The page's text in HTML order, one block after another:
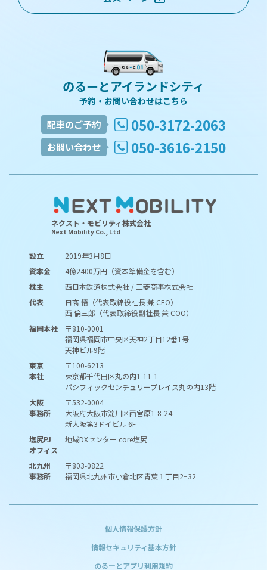
のるーとアイランドシティ
予約・お問い合わせはこちら
配車のご予約 050-3172-2063
お問い合わせ 050-3616-2150
ネクスト・モビリティ株式会社
Next Mobility Co., Ltd
設立
2019年3月8日
資本金
4億2400万円（資本準備金を含む）
株主
西日本鉄道株式会社 / 三菱商事株式会社
代表
日髙 悟（代表取締役社長 兼 CEO）
西 倫三郎（代表取締役副社長 兼 COO）
福岡本社
〒810-0001
福岡県福岡市中央区天神2丁目12番1号
天神ビル9階
東京
本社
〒100-6213
東京都千代田区丸の内1-11-1
パシフィックセンチュリープレイス丸の内13階
大阪
事務所
〒532-0004
大阪府大阪市淀川区西宮原1-8-24
新大阪第3ドイビル 6F
塩尻PJ
オフィス
地域DXセンター core塩尻
北九州
事務所
〒803-0822
福岡県北九州市小倉北区青葉１丁目2−32
個人情報保護方針
情報セキュリティ基本方針
のるーとアプリ利用規約